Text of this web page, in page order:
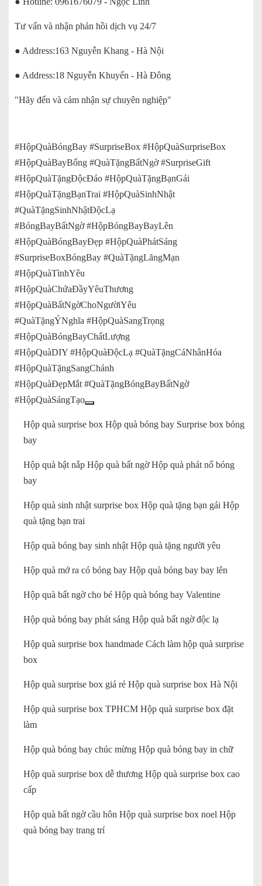
Tư vấn và nhận phản hồi dịch vụ 24/7
● Address:163 Nguyễn Khang - Hà Nội
● Address:18 Nguyễn Khuyến - Hà Đông
"Hãy đến và cảm nhận sự chuyên nghiệp"
#HộpQuàBóngBay #SurpriseBox #HộpQuàSurpriseBox
#HộpQuàBayBổng #QuàTặngBấtNgờ #SurpriseGift
#HộpQuàTặngĐộcĐáo #HộpQuàTặngBạnGái
#HộpQuàTặngBạnTrai #HộpQuàSinhNhật
#QuàTặngSinhNhậtĐộcLạ
#BóngBayBấtNgờ #HộpBóngBayBayLên
#HộpQuàBóngBayĐẹp #HộpQuàPhátSáng
#SurpriseBoxBóngBay #QuàTặngLãngMạn
#HộpQuàTìnhYêu
#HộpQuàChứaĐầyYêuThương
#HộpQuàBấtNgờChoNgườiYêu
#QuàTặngÝNghĩa #HộpQuàSangTrọng
#HộpQuàBóngBayChấtLượng
#HộpQuàDIY #HộpQuàĐộcLạ #QuàTặngCáNhânHóa
#HộpQuàTặngSangChảnh
#HộpQuàĐẹpMắt #QuàTặngBóngBayBấtNgờ
#HộpQuàSángTạo
Hộp quà surprise box Hộp quà bóng bay Surprise box bóng
bay
Hộp quà bật nắp Hộp quà bất ngờ Hộp quà phát nổ bóng
bay
Hộp quà sinh nhật surprise box Hộp quà tặng bạn gái Hộp
quà tặng bạn trai
Hộp quà bóng bay sinh nhật Hộp quà tặng người yêu
Hộp quà mở ra có bóng bay Hộp quà bóng bay bay lên
Hộp quà bất ngờ cho bé Hộp quà bóng bay Valentine
Hộp quà bóng bay phát sáng Hộp quà bất ngờ độc lạ
Hộp quà surprise box handmade Cách làm hộp quà surprise
box
Hộp quà surprise box giá rẻ Hộp quà surprise box Hà Nội
Hộp quà surprise box TPHCM Hộp quà surprise box đặt
làm
Hộp quà bóng bay chúc mừng Hộp quà bóng bay in chữ
Hộp quà surprise box dễ thương Hộp quà surprise box cao
cấp
Hộp quà bất ngờ cầu hôn Hộp quà surprise box noel Hộp
quà bóng bay trang trí